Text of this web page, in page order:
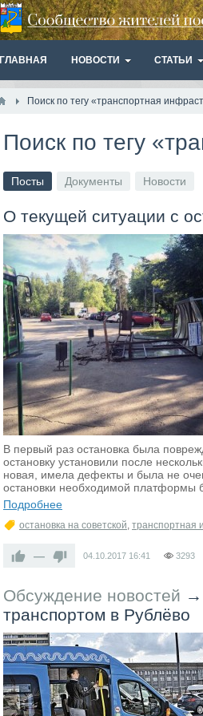
ГЛАВНАЯ НОВОСТИ СТАТЬИ
Поиск по тегу «транспортная
Поиск по тегу
Посты Документы Новости
О текущей ситуации с
В первый раз остановка была
остановку установили после
новая, имела дефекты и была не
остановки необходимой платформы
Подробнее
остановка на советской, транспортная
— 04.10.2017 16:41 3293
Обсуждение новостей →
транспортом в Рублёво